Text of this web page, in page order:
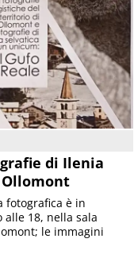
di Ilenia
fotografica è in
alle 18, nella sala
le immagini